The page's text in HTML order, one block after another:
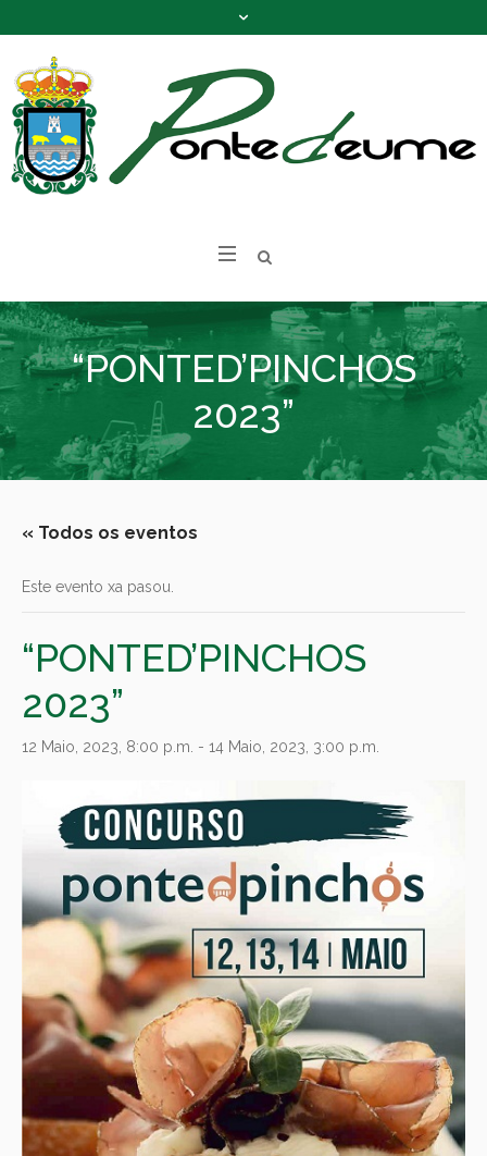
“PONTED’PINCHOS
2023”
« Todos os eventos
Este evento xa pasou.
“PONTED’PINCHOS
2023”
12 Maio, 2023, 8:00 p.m. - 14 Maio, 2023, 3:00 p.m.